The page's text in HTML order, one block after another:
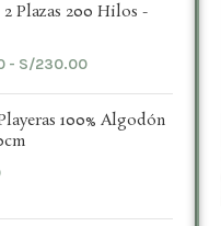
2 Plazas 200 Hilos -
- S/230.00
100% Algodón